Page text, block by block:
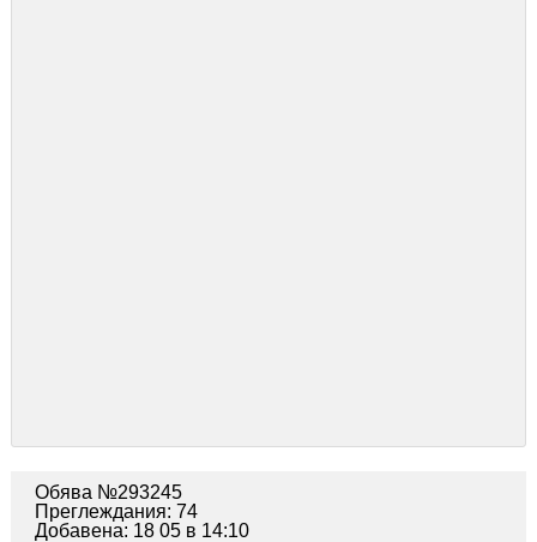
Обява №293245
Преглеждания: 74
Добавена: 18 05 в 14:10